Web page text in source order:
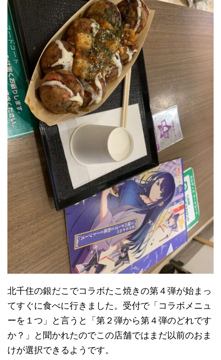
北千住の銀だこでコラボたこ焼きの第４弾が始まっ
てすぐに食べに行きました。受付で「コラボメニュ
ーを１つ」と言うと「第２弾から第４弾のどれです
か？」と聞かれたのでこの店舗ではまだ以前のおま
けが選択できるようです。